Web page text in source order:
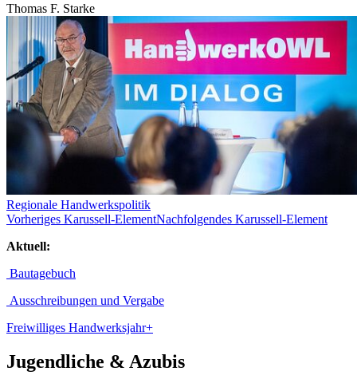
Thomas F. Starke
Regionale Handwerkspolitik
Vorheriges Karussell-ElementNachfolgendes Karussell-Element
Aktuell:
Bautagebuch
Ausschreibungen und Vergabe
Freiwilliges Handwerksjahr+
Jugendliche & Azubis